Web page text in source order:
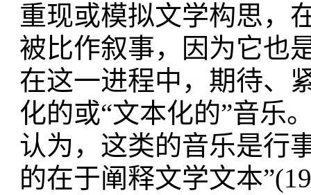
重现或模拟文学构思，
被比作叙事，因为它也
在这一进程中，期待、
化的或“文本化的”音乐
认为，这类的音乐是行
的在于阐释文学文本